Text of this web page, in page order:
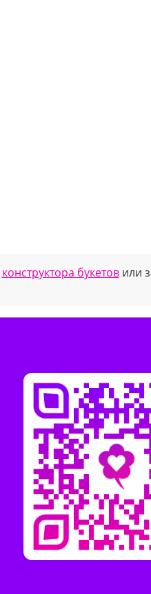
конструктора букетовили